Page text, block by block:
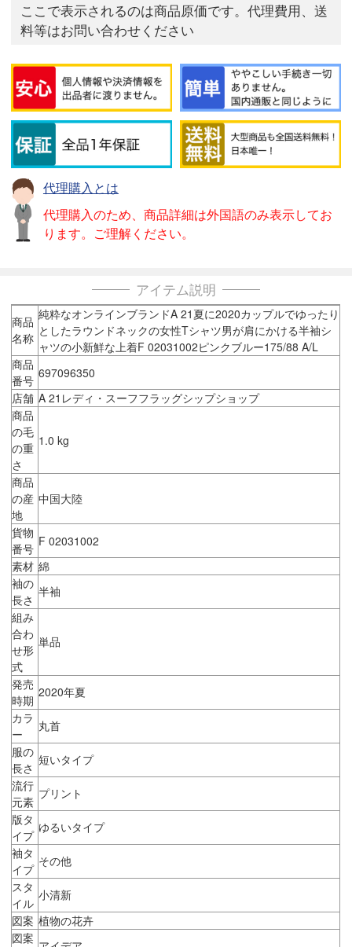
ここで表示されるのは商品原価です。代理費用、送
料等はお問い合わせください
代理購入とは
代理購入のため、商品詳細は外国語のみ表示してお
ります。ご理解ください。
アイテム説明
商品
名称
純粋なオンラインブランドA 21夏に2020カップルでゆったり
としたラウンドネックの女性Tシャツ男が肩にかける半袖シ
ャツの小新鮮な上着F 02031002ピンクブルー175/88 A/L
商品
番号 697096350
店舗 A 21レディ・スーフフラッグシップショップ
商品
の毛
の重
さ
1.0 kg
商品
の産
地
中国大陸
貨物
番号 F 02031002
素材 綿
袖の
長さ
半袖
組み
合わ
せ形
式
単品
発売
時期
2020年夏
カラ
ー
丸首
服の
長さ
短いタイプ
流行
元素
プリント
版タ
イプ
ゆるいタイプ
袖タ
イプ
その他
スタ
イル
小清新
図案 植物の花卉
図案